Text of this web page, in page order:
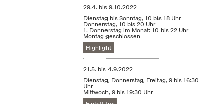
29.4. bis9.10.2022
Dienstag bis Sonntag, 10 bis 18 Uhr
Donnerstag, 10 bis 20 Uhr
1. Donnerstag im Monat: 10 bis 22 Uhr
Montag geschlossen
Highlight
21.5. bis4.9.2022
Dienstag, Donnerstag, Freitag, 9 bis 16:30
Uhr
Mittwoch, 9 bis 19:30 Uhr